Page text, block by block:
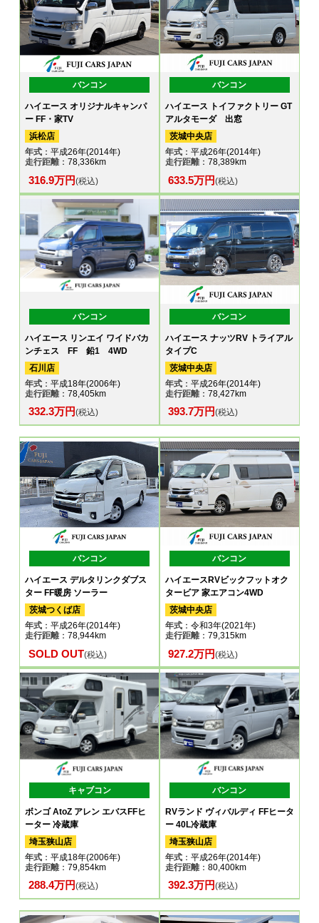
バンコン
ハイエース オリジナルキャンパ
ー FF・家TV
浜松店
年式 ：平成26年(2014年)
走行距離：78,336km
316.9万円(税込)
バンコン
ハイエース トイファクトリー GT
アルタモーダ 出窓
茨城中央店
年式：平成26年(2014年)
走行距離：78,389km
633.5万円(税込)
バンコン
ハイエース リンエイ ワイドバカ
ンチェス FF 鉛1 4WD
石川店
年式 ：平成18年(2006年)
走行距離：78,405km
332.3万円(税込)
バンコン
ハイエース ナッツRV トライアル
タイプC
茨城中央店
年式：平成26年(2014年)
走行距離：78,427km
393.7万円(税込)
バンコン
ハイエース デルタリンクダブス
ター FF暖房 ソーラー
茨城つくば店
年式 ：平成26年(2014年)
走行距離：78,944km
SOLD OUT(税込)
バンコン
ハイエースRVビックフットオク
タービア 家エアコン4WD
茨城中央店
年式：令和3年(2021年)
走行距離：79,315km
927.2万円(税込)
キャブコン
ボンゴ AtoZ アレン エバスFFヒ
ーター 冷蔵庫
埼玉狭山店
年式 ：平成18年(2006年)
走行距離：79,854km
288.4万円(税込)
バンコン
RVランド ヴィバルディ FFヒータ
ー 40L冷蔵庫
埼玉狭山店
年式：平成26年(2014年)
走行距離：80,400km
392.3万円(税込)